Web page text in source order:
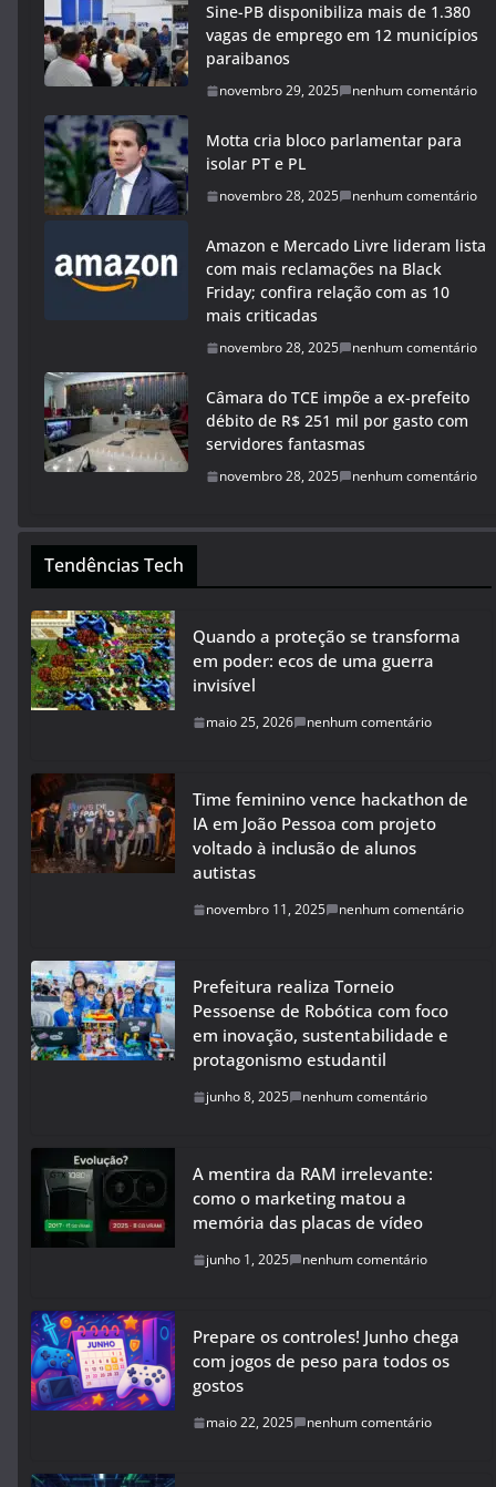
Sine-PB disponibiliza mais de 1.380
vagas de emprego em 12 municípios
paraibanos
novembro 29, 2025 nenhum comentário
Motta cria bloco parlamentar para
isolar PT e PL
novembro 28, 2025 nenhum comentário
Amazon e Mercado Livre lideram lista
com mais reclamações na Black
Friday; confira relação com as 10
mais criticadas
novembro 28, 2025 nenhum comentário
Câmara do TCE impõe a ex-prefeito
débito de R$ 251 mil por gasto com
servidores fantasmas
novembro 28, 2025 nenhum comentário
Tendências Tech
Quando a proteção se transforma
em poder: ecos de uma guerra
invisível
maio 25, 2026 nenhum comentário
Time feminino vence hackathon de
IA em João Pessoa com projeto
voltado à inclusão de alunos
autistas
novembro 11, 2025 nenhum comentário
Prefeitura realiza Torneio
Pessoense de Robótica com foco
em inovação, sustentabilidade e
protagonismo estudantil
junho 8, 2025 nenhum comentário
A mentira da RAM irrelevante:
como o marketing matou a
memória das placas de vídeo
junho 1, 2025 nenhum comentário
Prepare os controles! Junho chega
com jogos de peso para todos os
gostos
maio 22, 2025 nenhum comentário